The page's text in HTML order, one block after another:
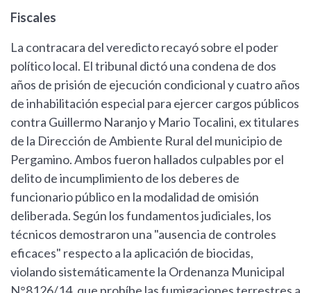
Fiscales
La contracara del veredicto recayó sobre el poder
político local. El tribunal dictó una condena de dos
años de prisión de ejecución condicional y cuatro años
de inhabilitación especial para ejercer cargos públicos
contra Guillermo Naranjo y Mario Tocalini, ex titulares
de la Dirección de Ambiente Rural del municipio de
Pergamino. Ambos fueron hallados culpables por el
delito de incumplimiento de los deberes de
funcionario público en la modalidad de omisión
deliberada. Según los fundamentos judiciales, los
técnicos demostraron una "ausencia de controles
eficaces" respecto a la aplicación de biocidas,
violando sistemáticamente la Ordenanza Municipal